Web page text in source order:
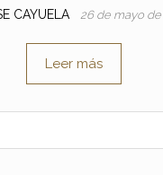
CAYUELA 26 de mayo
Leer más